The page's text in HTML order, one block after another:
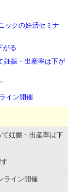
ックの妊活セミナ
がる
妊娠・出産率は下が
イン開催
妊娠・出産率は下
ライン開催